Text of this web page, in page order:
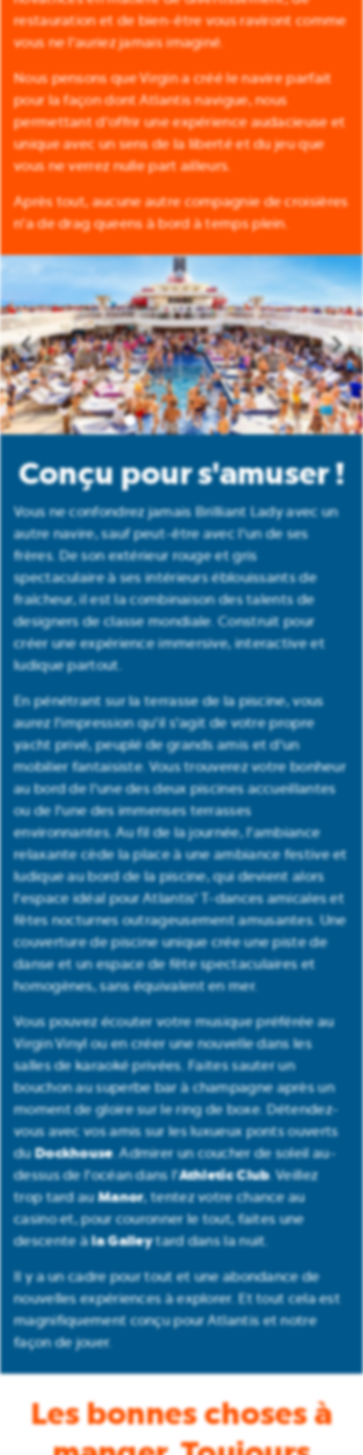
restauration et de bien-être vous raviront comme
vous ne l'auriez jamais imaginé.
Nous pensons que Virgin a créé le navire parfait
pour la façon dont Atlantis navigue, nous
permettant d'offrir une expérience audacieuse et
unique avec un sens de la liberté et du jeu que
vous ne verrez nulle part ailleurs.
Après tout, aucune autre compagnie de croisières
n'a de drag queens à bord à temps plein.
Conçu pour s'amuser !
Vous ne confondrez jamais Brilliant Lady avec un
autre navire, sauf peut-être avec l'un de ses
frères. De son extérieur rouge et gris
spectaculaire à ses intérieurs éblouissants de
fraîcheur, il est la combinaison des talents de
designers de classe mondiale. Construit pour
créer une expérience immersive, interactive et
ludique partout.
En pénétrant sur la terrasse de la piscine, vous
aurez l'impression qu'il s'agit de votre propre
yacht privé, peuplé de grands amis et d'un
mobilier fantaisiste. Vous trouverez votre bonheur
au bord de l'une des deux piscines accueillantes
ou de l'une des immenses terrasses
environnantes. Au fil de la journée, l'ambiance
relaxante cède la place à une ambiance festive et
ludique au bord de la piscine, qui devient alors
l'espace idéal pour Atlantis' T-dances amicales et
fêtes nocturnes outrageusement amusantes. Une
couverture de piscine unique crée une piste de
danse et un espace de fête spectaculaires et
homogènes, sans équivalent en mer.
Vous pouvez écouter votre musique préférée au
Virgin Vinyl ou en créer une nouvelle dans les
salles de karaoké privées. Faites sauter un
bouchon au superbe bar à champagne après un
moment de gloire sur le ring de boxe. Détendez-
vous avec vos amis sur les luxueux ponts ouverts
duDockhouse. Admirer un coucher de soleil au-
dessus de l'océan dans l'Athletic Club. Veillez
trop tard auManor, tentez votre chance au
casino et, pour couronner le tout, faites une
descente àla Galleytard dans la nuit.
Il y a un cadre pour tout et une abondance de
nouvelles expériences à explorer. Et tout cela est
magnifiquement conçu pour Atlantis et notre
façon de jouer.
Les bonnes choses à